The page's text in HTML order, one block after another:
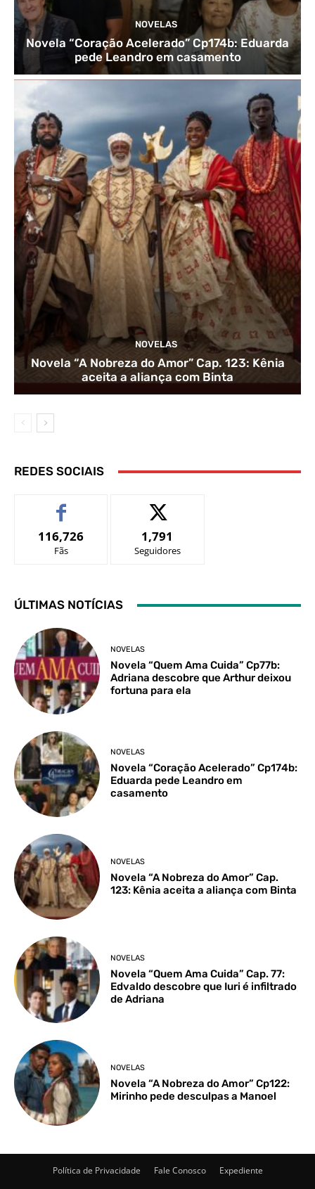
NOVELAS
Novela “Coração Acelerado” Cp174b: Eduarda
pede Leandro em casamento
NOVELAS
Novela “A Nobreza do Amor” Cap. 123: Kênia
aceita a aliança com Binta
REDES SOCIAIS
116,726
Fãs
1,791
Seguidores
ÚLTIMAS NOTÍCIAS
NOVELAS
Novela “Quem Ama Cuida” Cp77b:
Adriana descobre que Arthur deixou
fortuna para ela
NOVELAS
Novela “Coração Acelerado” Cp174b:
Eduarda pede Leandro em
casamento
NOVELAS
Novela “A Nobreza do Amor” Cap.
123: Kênia aceita a aliança com Binta
NOVELAS
Novela “Quem Ama Cuida” Cap. 77:
Edvaldo descobre que Iuri é infiltrado
de Adriana
NOVELAS
Novela “A Nobreza do Amor” Cp122:
Mirinho pede desculpas a Manoel
Política de Privacidade Fale Conosco Expediente